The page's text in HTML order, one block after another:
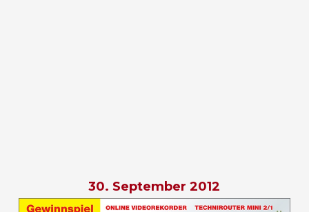
30. September 2012